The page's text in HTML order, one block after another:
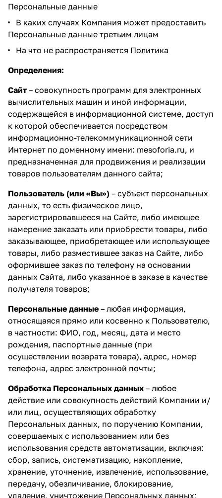
Персональные данные
В каких случаях Компания может предоставить
Персональные данные третьим лицам
На что не распространяется Политика
Определения:
Сайт – совокупность программ для электронных
вычислительных машин и иной информации,
содержащейся в информационной системе, доступ
к которой обеспечивается посредством
информационно-телекоммуникационной сети
Интернет по доменному имени: mesoforia.ru, и
предназначенная для продвижения и реализации
товаров пользователям данного сайта;
Пользователь (или «Вы») – субъект персональных
данных, то есть физическое лицо,
зарегистрировавшееся на Сайте, либо имеющее
намерение заказать или приобрести товары, либо
заказывающее, приобретающее или использующее
товары, либо разместившее заказ на Сайте, либо
оформившее заказ по телефону на основании
данных Сайта, либо указанное в заказе в качестве
получателя товаров;
Персональные данные – любая информация,
относящаяся прямо или косвенно к Пользователю,
в частности: ФИО, год, месяц, дата и место
рождения, паспортные данные (при
осуществлении возврата товара), адрес, номер
телефона, адрес электронной почты;
Обработка Персональных данных – любое
действие или совокупность действий Компании и/
или лиц, осуществляющих обработку
Персональных данных, по поручению Компании,
совершаемых с использованием или без
использования средств автоматизации, включая:
сбор, запись, систематизацию, накопление,
хранение, уточнение, извлечение, использование,
передачу, обезличивание, блокирование,
удаление, уничтожение Персональных данных;